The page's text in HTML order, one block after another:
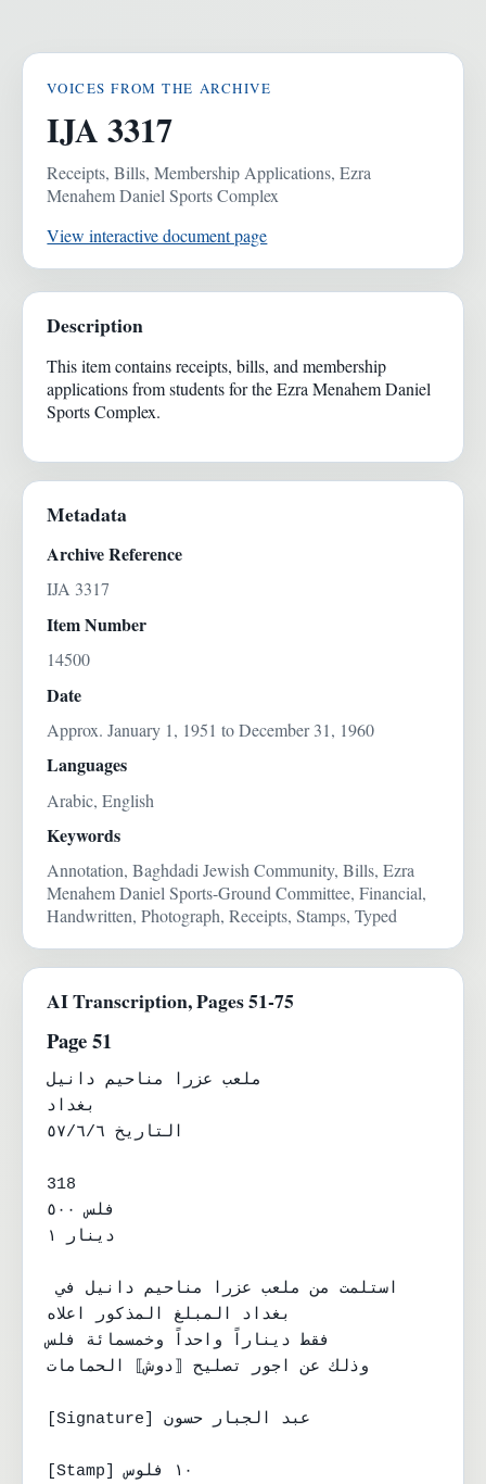
VOICES FROM THE ARCHIVE
IJA 3317
Receipts, Bills, Membership Applications, Ezra
Menahem Daniel Sports Complex
View interactive document page
Description
This item contains receipts, bills, and membership
applications from students for the Ezra Menahem Daniel
Sports Complex.
Metadata
Archive Reference
IJA 3317
Item Number
14500
Date
Approx. January 1, 1951 to December 31, 1960
Languages
Arabic, English
Keywords
Annotation, Baghdadi Jewish Community, Bills, Ezra
Menahem Daniel Sports-Ground Committee, Financial,
Handwritten, Photograph, Receipts, Stamps, Typed
AI Transcription, Pages 51-75
Page 51
ملعب عزرا مناحيم دانيل
بغداد
التاريخ ٥٧/٦/٦
318
فلس ٥٠٠
دينار ١
استلمت من ملعب عزرا مناحيم دانيل في
بغداد المبلغ المذكور اعلاه
فقط ديناراً واحداً وخمسمائة فلس
وذلك عن اجور تصليح ⟦دوش⟧ الحمامات
[Signature] عبد الجبار حسون
[Stamp] ١٠ فلوس